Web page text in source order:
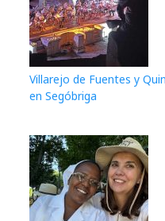
Villarejo de Fuentes y
en Segóbriga